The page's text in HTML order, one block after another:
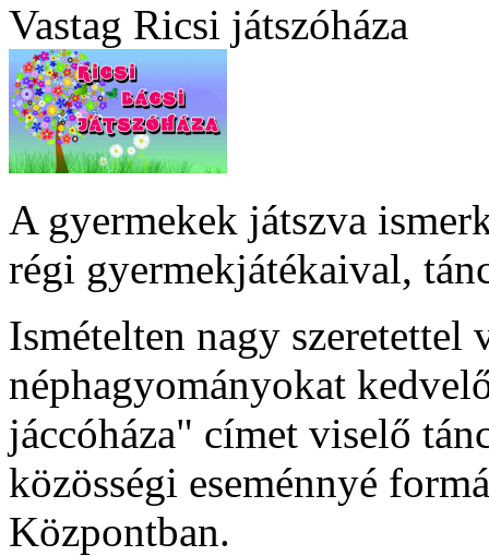
Vastag Ricsi játszóháza
A gyermekek játszva
régi gyermekjátékaival,
Ismételten nagy szeretettel
néphagyományokat
jáccóháza" címet viselő
közösségi eseménnyé
Központban.